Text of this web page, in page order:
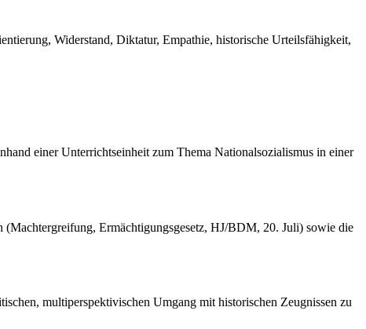
Widerstand, Diktatur, Empathie, historische Urteilsfähigkeit,
einer Unterrichtseinheit zum Thema Nationalsozialismus in einer
Ermächtigungsgesetz, HJ/BDM, 20. Juli) sowie die
multiperspektivischen Umgang mit historischen Zeugnissen zu